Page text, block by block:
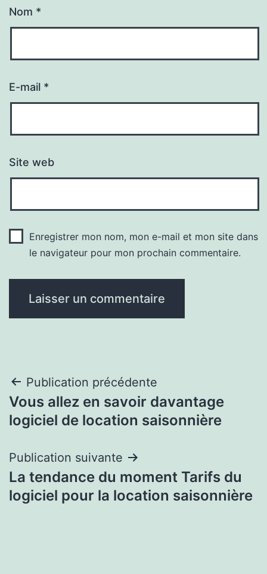
Nom *
E-mail *
Site web
Enregistrer mon nom, mon e-mail et mon site dans
le navigateur pour mon prochain commentaire.
Navigation
de
Publication précédente
Vous allez en savoir davantage
logiciel de location saisonnière
Publication suivante
La tendance du moment Tarifs du
logiciel pour la location saisonnière